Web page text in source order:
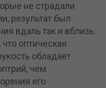
не страдали
результат был
вдаль так и вблизь.
оптическая
обладает
чем
его